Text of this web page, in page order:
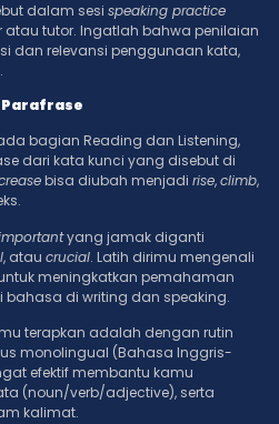
dalam sesi speaking practice
tutor. Ingatlah bahwa penilaian
dan relevansi penggunaan kata,
Parafrase
bagian Reading dan Listening,
dari kata kunci yang disebut di
bisa diubah menjadi rise,climb,
yang jamak diganti
, atau crucial. Latih dirimu mengenali
meningkatkan pemahaman
bahasa di writing dan speaking.
terapkan adalah dengan rutin
monolingual (Bahasa Inggris-
efektif membantu kamu
(noun/verb/adjective), serta
kalimat.